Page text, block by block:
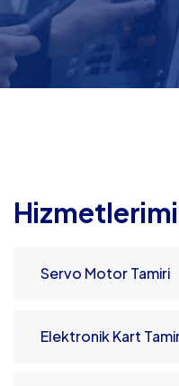
Servo Motor Tamiri
Elektronik Kart